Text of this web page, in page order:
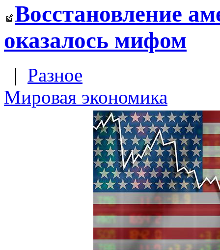
Восстановление
оказалось мифом
| Разное
Мировая экономика